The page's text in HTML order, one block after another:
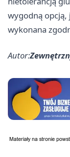
wygodną opcją,
wykonana
Autor: